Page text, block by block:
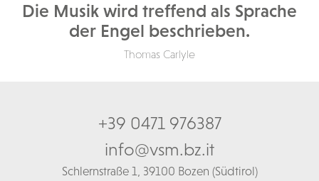
Die Musik wird treffend als Sprache
der Engel beschrieben.
Thomas Carlyle
+39 0471 976387
info@vsm.bz.it
Schlernstraße 1, 39100 Bozen (Südtirol)